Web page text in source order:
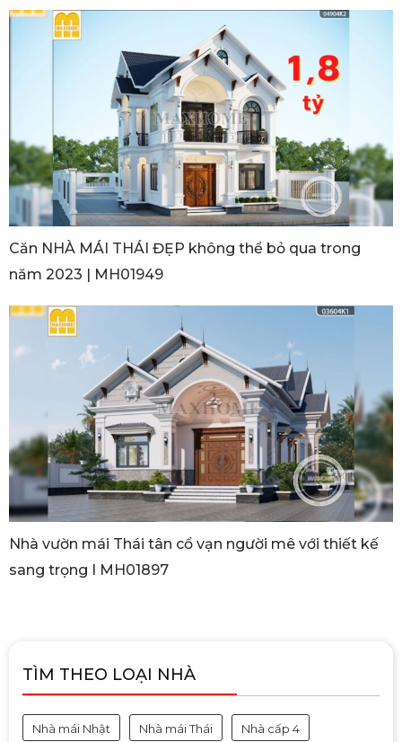
Căn NHÀ MÁI THÁI ĐẸP không thể bỏ qua trong
năm 2023 | MH01949
Nhà vườn mái Thái tân cổ vạn người mê với thiết kế
sang trọng I MH01897
TÌM THEO LOẠI NHÀ
Nhà mái Nhật Nhà mái Thái Nhà cấp 4